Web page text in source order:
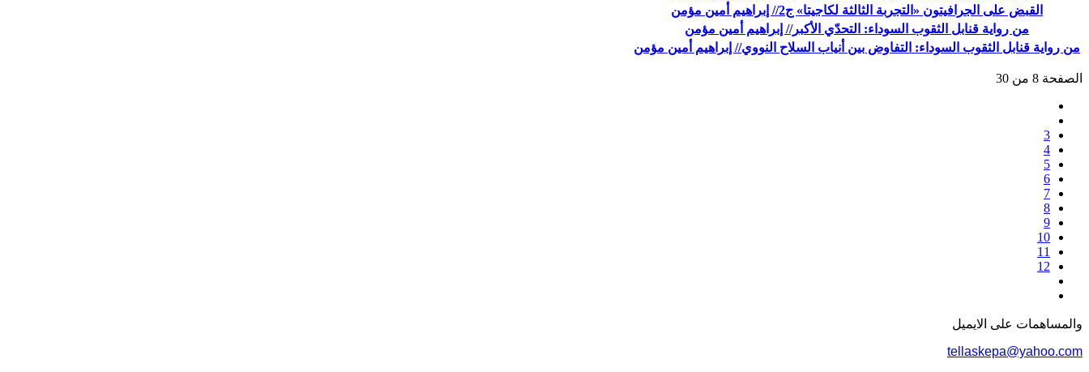
القبض على الجرافيتون «التجربة الثالثة لكاجيتا» ج2// إبراهيم أمين مؤمن
من رواية قنابل الثقوب السوداء: التحدّي الأكبر// إبراهيم أمين مؤمن
من رواية قنابل الثقوب السوداء: التفاوض بين أنياب السلاح النووي// إبراهيم أمين مؤمن
الصفحة 8 من 30
3
4
5
6
7
8
9
10
11
12
والمساهمات علی الایمیل
tellaskepa@yahoo.com